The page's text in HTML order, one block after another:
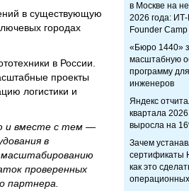
в существующую
городах
в России.
проекты
логистики и
и вместе с тем —
в
масштабированию
проверенных
партнера.
в Москве на
2026 года: ИТ-
Founder Camp
«Бюро 1440»
масштабную
программу
инженеров
Яндекс
квартала
выросла на
Зачем
как это